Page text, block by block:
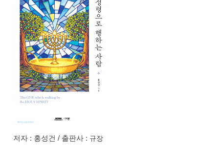
저자 : 홍성건 / 출판사 : 규장